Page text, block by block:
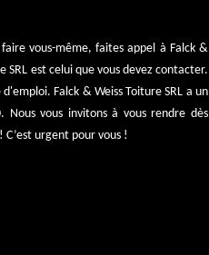
vous-même, faites appel à Falck &
SRL est celui que vous devez contacter.
Falck & Weiss Toiture SRL a un
vous invitons à vous rendre dès
urgent pour vous !